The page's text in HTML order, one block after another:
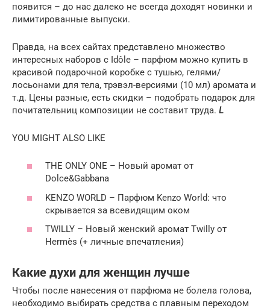
появится – до нас далеко не всегда доходят новинки и
лимитированные выпуски.
Правда, на всех сайтах представлено множество
интересных наборов с Idôle – парфюм можно купить в
красивой подарочной коробке с тушью, гелями/
лосьонами для тела, трэвэл-версиями (10 мл) аромата и
т.д. Цены разные, есть скидки – подобрать подарок для
почитательниц композиции не составит труда. L
YOU MIGHT ALSO LIKE
THE ONLY ONE – Новый аромат от
Dolce&Gabbana
KENZO WORLD – Парфюм Kenzo World: что
скрывается за всевидящим оком
TWILLY – Новый женский аромат Twilly от
Hermès (+ личные впечатления)
Какие духи для женщин лучше
Чтобы после нанесения от парфюма не болела голова,
необходимо выбирать средства с плавным переходом